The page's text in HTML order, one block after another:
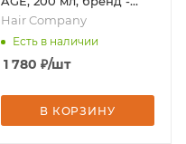
Hair Company
Hair Company
Есть в наличии
1 780 ₽/шт
В КОРЗИНУ